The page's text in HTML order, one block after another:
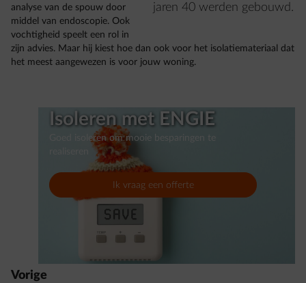
jaren 40 werden gebouwd.
analyse van de spouw door
middel van endoscopie. Ook
vochtigheid speelt een rol in
zijn advies. Maar hij kiest hoe dan ook voor het isolatiemateriaal dat
het meest aangewezen is voor jouw woning.
Isoleren met ENGIE
Goed isoleren om mooie besparingen te
Ik vraag een offerte
Vorige